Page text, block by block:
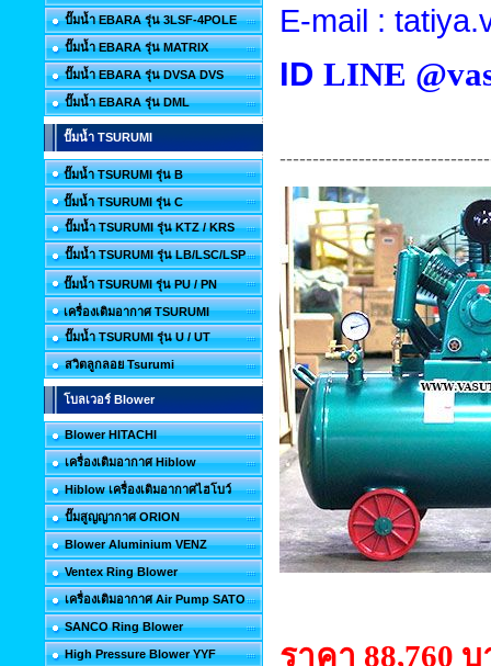
ปั๊มน้ำ EBARA รุ่น 3LSF-4POLE
ปั๊มน้ำ EBARA รุ่น MATRIX
ปั๊มน้ำ EBARA รุ่น DVSA DVS
ปั๊มน้ำ EBARA รุ่น DML
ปั๊มน้ำ TSURUMI
ปั๊มน้ำ TSURUMI รุ่น B
ปั๊มน้ำ TSURUMI รุ่น C
ปั๊มน้ำ TSURUMI รุ่น KTZ / KRS
ปั๊มน้ำ TSURUMI รุ่น LB/LSC/LSP
ปั๊มน้ำ TSURUMI รุ่น PU / PN
เครื่องเติมอากาศ TSURUMI
ปั๊มน้ำ TSURUMI รุ่น U / UT
สวิตลูกลอย Tsurumi
โบลเวอร์ Blower
Blower HITACHI
เครื่องเติมอากาศ Hiblow
Hiblow เครื่องเติมอากาศไฮโบว์
ปั๊มสูญญากาศ ORION
Blower Aluminium VENZ
Ventex Ring Blower
เครื่องเติมอากาศ Air Pump SATO
SANCO Ring Blower
High Pressure Blower YYF
E-mail :
ID LINE
ราคา 88,760